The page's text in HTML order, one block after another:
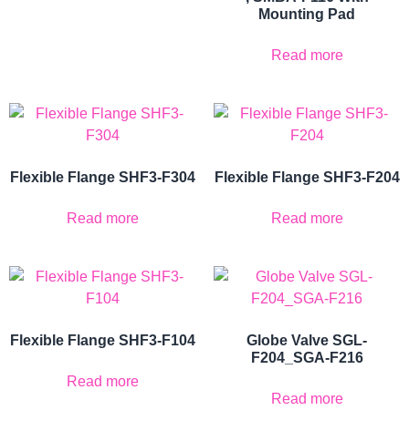
Mounting Pad
Read more
Flexible Flange SHF3-F304
Read more
Flexible Flange SHF3-F204
Read more
Flexible Flange SHF3-F104
Read more
Globe Valve SGL-
F204_SGA-F216
Read more